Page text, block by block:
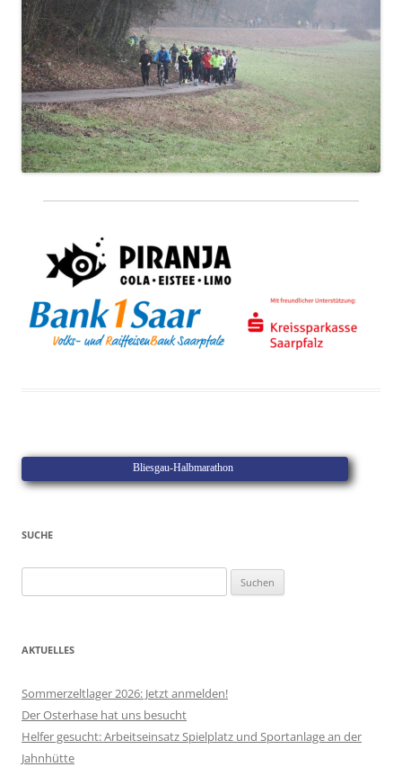
Bliesgau-Halbmarathon
SUCHE
nach:
AKTUELLES
Sommerzeltlager 2026: Jetzt anmelden!
Der Osterhase hat uns besucht
Helfer gesucht: Arbeitseinsatz Spielplatz und Sportanlage an der
Jahnhütte